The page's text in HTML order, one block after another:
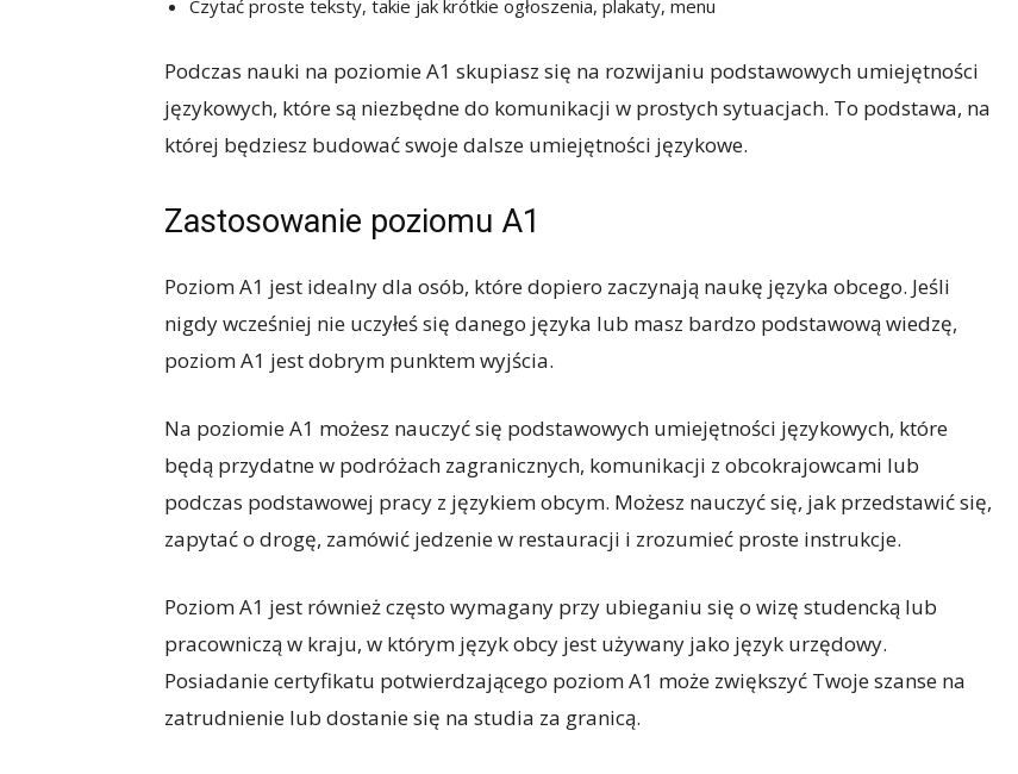
Czytać proste teksty, takie jak krótkie ogłoszenia, plakaty, menu
Podczas nauki na poziomie A1 skupiasz się na rozwijaniu podstawowych umiejętności
językowych, które są niezbędne do komunikacji w prostych sytuacjach. To podstawa, na
której będziesz budować swoje dalsze umiejętności językowe.
Zastosowanie poziomu A1
Poziom A1 jest idealny dla osób, które dopiero zaczynają naukę języka obcego. Jeśli
nigdy wcześniej nie uczyłeś się danego języka lub masz bardzo podstawową wiedzę,
poziom A1 jest dobrym punktem wyjścia.
Na poziomie A1 możesz nauczyć się podstawowych umiejętności językowych, które
będą przydatne w podróżach zagranicznych, komunikacji z obcokrajowcami lub
podczas podstawowej pracy z językiem obcym. Możesz nauczyć się, jak przedstawić się,
zapytać o drogę, zamówić jedzenie w restauracji i zrozumieć proste instrukcje.
Poziom A1 jest również często wymagany przy ubieganiu się o wizę studencką lub
pracowniczą w kraju, w którym język obcy jest używany jako język urzędowy.
Posiadanie certyfikatu potwierdzającego poziom A1 może zwiększyć Twoje szanse na
zatrudnienie lub dostanie się na studia za granicą.